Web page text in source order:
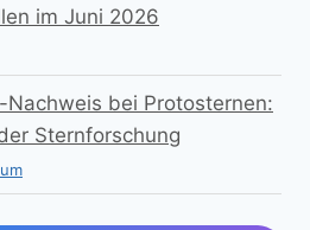
im Juni 2026
Nachweis bei Protosternen:
Sternforschung